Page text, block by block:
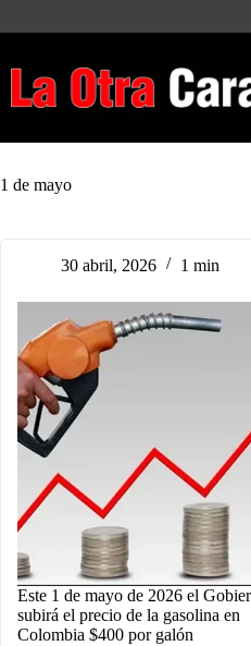
1 de mayo
30 abril, 2026 1 min
Este 1 de mayo de 2026 el
subirá el precio de la gasolina en
Colombia $400 por galón